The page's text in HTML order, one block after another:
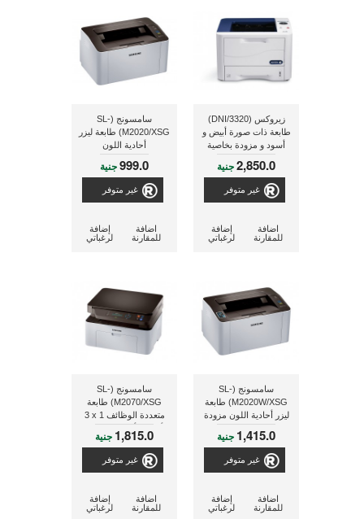
زيروكس (DNI/3320)
طابعة ذات صورة أبيض و
أسود و مزودة بخاصية
الواى فاى و الطباعة على
الوجهين
2,850.0جنية
غير متوفر
إضافة
لرغباتي
اضافة
للمقارنة
سامسونج (SL-
M2020/XSG) طابعة ليزر
أحادية اللون
999.0جنية
غير متوفر
إضافة
لرغباتي
اضافة
للمقارنة
سامسونج (SL-
M2020W/XSG) طابعة
ليزر أحادية اللون مزودة
بخاصية الواى فاى
للطباعة من التليفون
1,415.0 جنية
غير متوفر
إضافة
لرغباتي
اضافة
للمقارنة
سامسونج (SL-
M2070/XSG) طابعة
متعددة الوظائف ‎3 x 1
أبيض و أسود-طباعة و
نسخ و مسح ضوئى
1,815.0 جنية
غير متوفر
إضافة
لرغباتي
اضافة
للمقارنة